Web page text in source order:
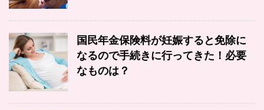
国民年金保険料が妊娠すると免除に
なるので手続きに行ってきた！必要
なものは？